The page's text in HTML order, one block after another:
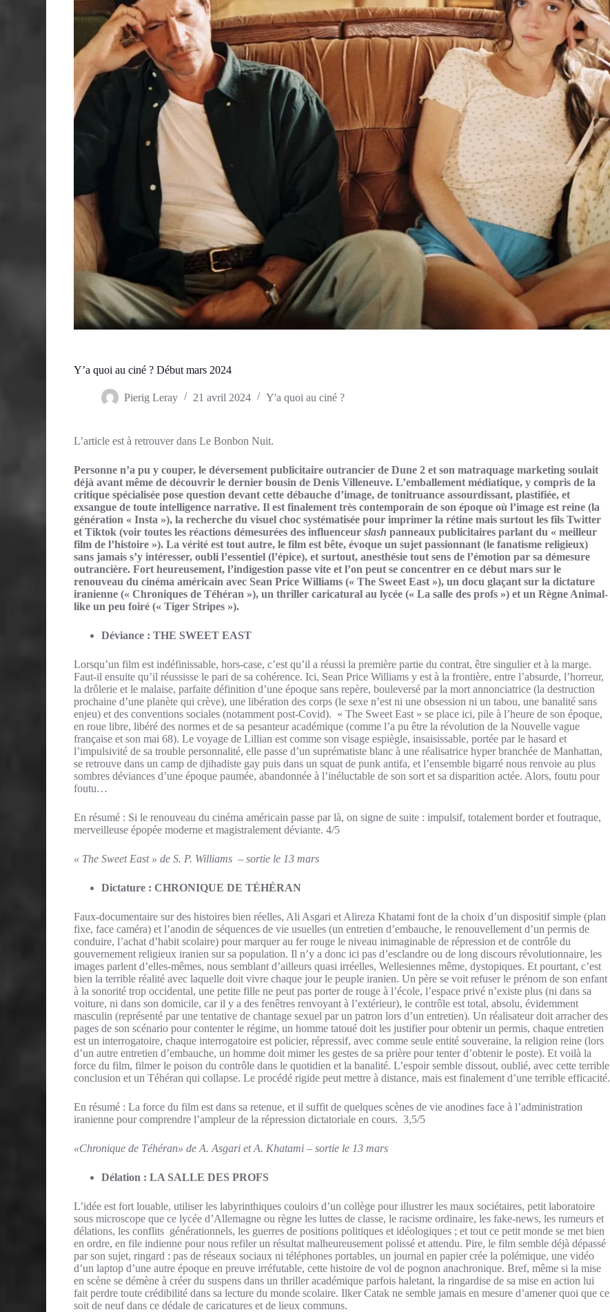
Y’a quoi au ciné ? Début mars 2024
Pierig Leray 21 avril 2024 Y'a quoi au ciné ?
L’article est à retrouver dans Le Bonbon Nuit.
Personne n’a pu y couper, le déversement publicitaire outrancier de Dune 2 et son matraquage marketing soulait
déjà avant même de découvrir le dernier bousin de Denis Villeneuve. L’emballement médiatique, y compris de la
critique spécialisée pose question devant cette débauche d’image, de tonitruance assourdissant, plastifiée, et
exsangue de toute intelligence narrative. Il est finalement très contemporain de son époque où l’image est reine (la
génération « Insta »), la recherche du visuel choc systématisée pour imprimer la rétine mais surtout les fils Twitter
et Tiktok (voir toutes les réactions démesurées des influenceurslashpanneaux publicitaires parlant du « meilleur
film de l’histoire »). La vérité est tout autre, le film est bête, évoque un sujet passionnant (le fanatisme religieux)
sans jamais s’y intéresser, oubli l’essentiel (l’épice), et surtout, anesthésie tout sens de l’émotion par sa démesure
outrancière. Fort heureusement, l’indigestion passe vite et l’on peut se concentrer en ce début mars sur le
renouveau du cinéma américain avec Sean Price Williams (« The Sweet East »), un docu glaçant sur la dictature
iranienne (« Chroniques de Téhéran »), un thriller caricatural au lycée (« La salle des profs ») et un Règne Animal-
like un peu foiré (« Tiger Stripes »).
Déviance : THE SWEET EAST
Lorsqu’un film est indéfinissable, hors-case, c’est qu’il a réussi la première partie du contrat, être singulier et à la marge.
Faut-il ensuite qu’il réussisse le pari de sa cohérence. Ici, Sean Price Williams y est à la frontière, entre l’absurde, l’horreur,
la drôlerie et le malaise, parfaite définition d’une époque sans repère, bouleversé par la mort annonciatrice (la destruction
prochaine d’une planète qui crève), une libération des corps (le sexe n’est ni une obsession ni un tabou, une banalité sans
enjeu) et des conventions sociales (notamment post-Covid). « The Sweet East » se place ici, pile à l’heure de son époque,
en roue libre, libéré des normes et de sa pesanteur académique (comme l’a pu être la révolution de la Nouvelle vague
française et son mai 68). Le voyage de Lillian est comme son visage espiègle, insaisissable, portée par le hasard et
l’impulsivité de sa trouble personnalité, elle passe d’un suprématiste blanc à une réalisatrice hyper branchée de Manhattan,
se retrouve dans un camp de djihadiste gay puis dans un squat de punk antifa, et l’ensemble bigarré nous renvoie au plus
sombres déviances d’une époque paumée, abandonnée à l’inéluctable de son sort et sa disparition actée. Alors, foutu pour
foutu…
En résumé : Si le renouveau du cinéma américain passe par là, on signe de suite : impulsif, totalement border et foutraque,
merveilleuse épopée moderne et magistralement déviante. 4/5
« The Sweet East » de S. P. Williams – sortie le 13 mars
Dictature : CHRONIQUE DE TÉHÉRAN
Faux-documentaire sur des histoires bien réelles, Ali Asgari et Alireza Khatami font de la choix d’un dispositif simple (plan
fixe, face caméra) et l’anodin de séquences de vie usuelles (un entretien d’embauche, le renouvellement d’un permis de
conduire, l’achat d’habit scolaire) pour marquer au fer rouge le niveau inimaginable de répression et de contrôle du
gouvernement religieux iranien sur sa population. Il n’y a donc ici pas d’esclandre ou de long discours révolutionnaire, les
images parlent d’elles-mêmes, nous semblant d’ailleurs quasi irréelles, Wellesiennes même, dystopiques. Et pourtant, c’est
bien la terrible réalité avec laquelle doit vivre chaque jour le peuple iranien. Un père se voit refuser le prénom de son enfant
à la sonorité trop occidental, une petite fille ne peut pas porter de rouge à l’école, l’espace privé n’existe plus (ni dans sa
voiture, ni dans son domicile, car il y a des fenêtres renvoyant à l’extérieur), le contrôle est total, absolu, évidemment
masculin (représenté par une tentative de chantage sexuel par un patron lors d’un entretien). Un réalisateur doit arracher des
pages de son scénario pour contenter le régime, un homme tatoué doit les justifier pour obtenir un permis, chaque entretien
est un interrogatoire, chaque interrogatoire est policier, répressif, avec comme seule entité souveraine, la religion reine (lors
d’un autre entretien d’embauche, un homme doit mimer les gestes de sa prière pour tenter d’obtenir le poste). Et voilà la
force du film, filmer le poison du contrôle dans le quotidien et la banalité. L’espoir semble dissout, oublié, avec cette terrible
conclusion et un Téhéran qui collapse. Le procédé rigide peut mettre à distance, mais est finalement d’une terrible efficacité.
En résumé : La force du film est dans sa retenue, et il suffit de quelques scènes de vie anodines face à l’administration
iranienne pour comprendre l’ampleur de la répression dictatoriale en cours. 3,5/5
«Chronique de Téhéran» de A. Asgari et A. Khatami – sortie le 13 mars
Délation : LA SALLE DES PROFS
L’idée est fort louable, utiliser les labyrinthiques couloirs d’un collège pour illustrer les maux sociétaires, petit laboratoire
sous microscope que ce lycée d’Allemagne ou règne les luttes de classe, le racisme ordinaire, les fake-news, les rumeurs et
délations, les conflits générationnels, les guerres de positions politiques et idéologiques ; et tout ce petit monde se met bien
en ordre, en file indienne pour nous refiler un résultat malheureusement polissé et attendu. Pire, le film semble déjà dépassé
par son sujet, ringard : pas de réseaux sociaux ni téléphones portables, un journal en papier crée la polémique, une vidéo
d’un laptop d’une autre époque en preuve irréfutable, cette histoire de vol de pognon anachronique. Bref, même si la mise
en scène se démène à créer du suspens dans un thriller académique parfois haletant, la ringardise de sa mise en action lui
fait perdre toute crédibilité dans sa lecture du monde scolaire. Ilker Catak ne semble jamais en mesure d’amener quoi que ce
soit de neuf dans ce dédale de caricatures et de lieux communs.